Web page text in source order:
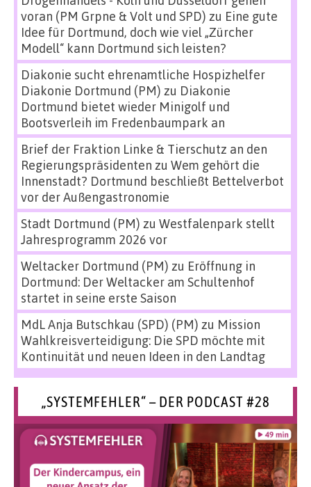
voran (PM Grpne & Volt und SPD) zu Eine gute
Idee für Dortmund, doch wie viel „Zürcher
Modell“ kann Dortmund sich leisten?
Diakonie sucht ehrenamtliche Hospizhelfer
Diakonie Dortmund (PM) zu Diakonie
Dortmund bietet wieder Minigolf und
Bootsverleih im Fredenbaumpark an
Brief der Fraktion Linke & Tierschutz an den
Regierungspräsidenten zu Wem gehört die
Innenstadt? Dortmund beschließt Bettelverbot
vor der Außengastronomie
Stadt Dortmund (PM) zu Westfalenpark stellt
Jahresprogramm 2026 vor
Weltacker Dortmund (PM) zu Eröffnung in
Dortmund: Der Weltacker am Schultenhof
startet in seine erste Saison
MdL Anja Butschkau (SPD) (PM) zu Mission
Wahlkreisverteidigung: Die SPD möchte mit
Kontinuität und neuen Ideen in den Landtag
„SYSTEMFEHLER“ – DER PODCAST #28